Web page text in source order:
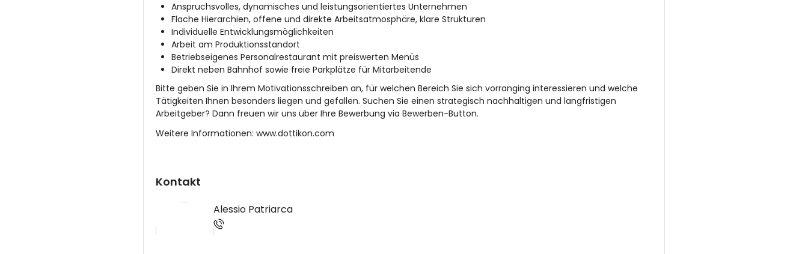
Anspruchsvolles, dynamisches und leistungsorientiertes Unternehmen
Flache Hierarchien, offene und direkte Arbeitsatmosphäre, klare Strukturen
Individuelle Entwicklungsmöglichkeiten
Arbeit am Produktionsstandort
Betriebseigenes Personalrestaurant mit preiswerten Menüs
Direkt neben Bahnhof sowie freie Parkplätze für Mitarbeitende
Bitte geben Sie in Ihrem Motivationsschreiben an, für welchen Bereich Sie sich vorranging interessieren und welche
Tätigkeiten Ihnen besonders liegen und gefallen. Suchen Sie einen strategisch nachhaltigen und langfristigen
Arbeitgeber? Dann freuen wir uns über Ihre Bewerbung via Bewerben-Button.
Weitere Informationen: www.dottikon.com
Kontakt
Alessio Patriarca